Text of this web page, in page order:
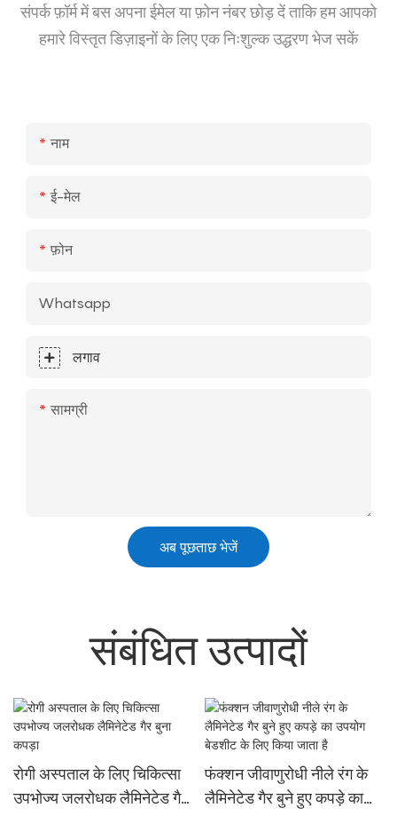
संपर्क फ़ॉर्म में बस अपना ईमेल या फ़ोन नंबर छोड़ दें ताकि हम आपको
हमारे विस्तृत डिज़ाइनों के लिए एक निःशुल्क उद्धरण भेज सकें
नाम
ई-मेल
फ़ोन
Whatsapp
लगाव
सामग्री
अब पूछताछ भेजें
संबंधित उत्पादों
रोगी अस्पताल के लिए चिकित्सा
उपभोज्य जलरोधक लैमिनेटेड गैर
फंक्शन जीवाणुरोधी नीले रंग के
लैमिनेटेड गैर बुने हुए कपड़े का